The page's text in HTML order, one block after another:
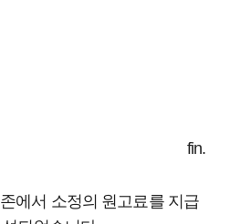
fin.
에서 소정의 원고료를 지급